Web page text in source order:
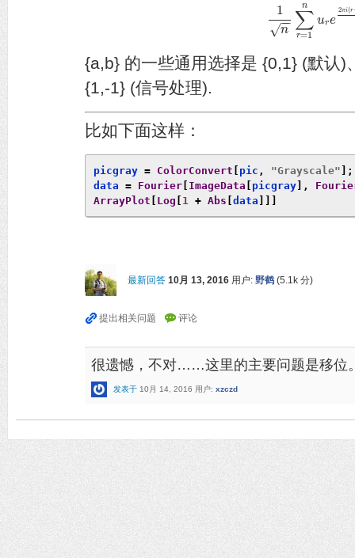
1
n
−
−
√ ∑
r=1
n
ure
2πi(r
1n∑r 1n re2π
{a,b} 的一些通用选择是 {0,1} (默认)
{1,-1} (信号处理).
比如下面这样：
picgray = ColorConvert pic , "Grayscale" ];
data = Fourier ImageData picgray ],
ArrayPlot
Log 1 + Abs data
最新回答 10月 13, 2016 用户: 野鹤 (5.1k 分)
很遗憾，不对……这里的主要问题是移位
发表于 10月 14, 2016 用户: xzczd